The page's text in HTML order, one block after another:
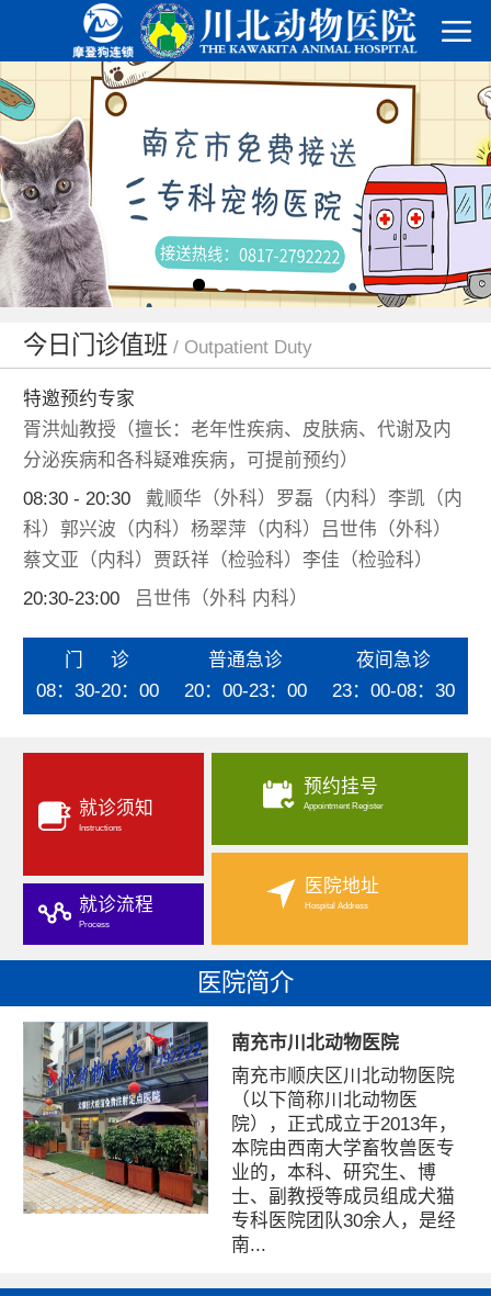
今日门诊值班 / Outpatient Duty
特邀预约专家
胥洪灿教授（擅长：老年性疾病、皮肤病、代谢及内
分泌疾病和各科疑难疾病，可提前预约）
08:30 - 20:30
戴顺华（外科）罗磊（内科）李凯（内
科）郭兴波（内科）杨翠萍（内科）吕世伟（外科）
蔡文亚（内科）贾跃祥（检验科）李佳（检验科）
20:30-23:00
吕世伟（外科 内科）
门 诊
08：30-20：00
普通急诊
20：00-23：00
夜间急诊
23：00-08：30
就诊须知
Instructions
就诊流程
Process
预约挂号
Appointment Register
医院地址
Hospital Address
医院简介
南充市川北动物医院
南充市顺庆区川北动物医院
（以下简称川北动物医
院），正式成立于2013年，
本院由西南大学畜牧兽医专
业的，本科、研究生、博
士、副教授等成员组成犬猫
专科医院团队30余人，是经
南...